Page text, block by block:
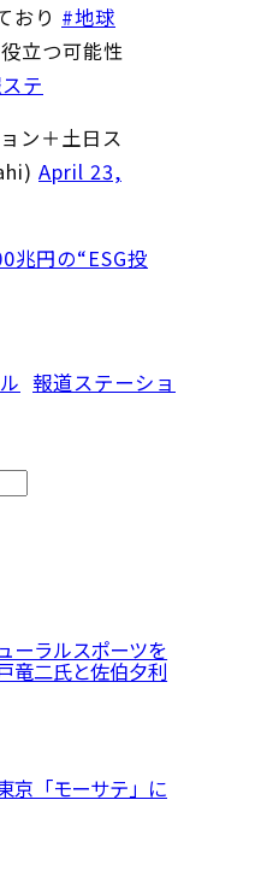
おり #地球
立つ可能性
テ
ン＋土日ス
April 23,
兆円の“ESG投
報道ステーショ
ーラルスポーツを
竜二氏と佐伯夕利
京「モーサテ」に